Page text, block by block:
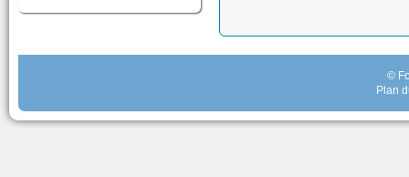
©
Plan